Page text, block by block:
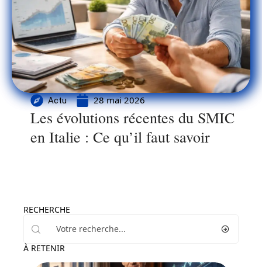
Actu 28 mai 2026
Les évolutions récentes du SMIC
en Italie : Ce qu’il faut savoir
RECHERCHE
À RETENIR